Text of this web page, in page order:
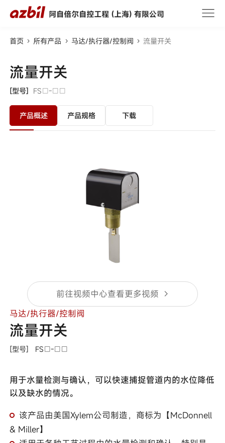
首页 所有产品 马达/执行器/控制阀 流量开关
流量开关
[型号] FS□-□□
产品概述 产品规格 下载
前往视频中心查看更多视频
马达/执行器/控制阀
流量开关
[型号] FS□-□□
用于水量检测与确认，可以快速捕捉管道内的水位降低
以及缺水的情况。
该产品由美国Xylem公司制造，商标为【McDonnell
& Miller】